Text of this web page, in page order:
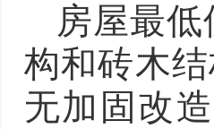
房屋最
构和砖木
无加固改